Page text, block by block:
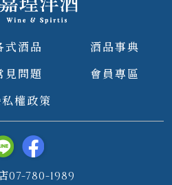
式酒品
酒品事典
見問題
會員專區
權政策
07-780-1989